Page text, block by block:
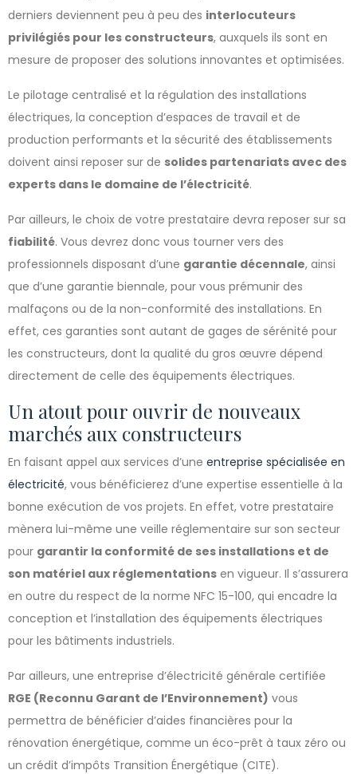
derniers deviennent peu à peu des interlocuteurs
privilégiés pour les constructeurs, auxquels ils sont en
mesure de proposer des solutions innovantes et optimisées.
Le pilotage centralisé et la régulation des installations
électriques, la conception d’espaces de travail et de
production performants et la sécurité des établissements
doivent ainsi reposer sur de solides partenariats avec des
experts dans le domaine de l’électricité.
Par ailleurs, le choix de votre prestataire devra reposer sur sa
fiabilité. Vous devrez donc vous tourner vers des
professionnels disposant d’une garantie décennale, ainsi
que d’une garantie biennale, pour vous prémunir des
malfaçons ou de la non-conformité des installations. En
effet, ces garanties sont autant de gages de sérénité pour
les constructeurs, dont la qualité du gros œuvre dépend
directement de celle des équipements électriques.
Un atout pour ouvrir de nouveaux
marchés aux constructeurs
En faisant appel aux services d’une entreprise spécialisée en
électricité, vous bénéficierez d’une expertise essentielle à la
bonne exécution de vos projets. En effet, votre prestataire
mènera lui-même une veille réglementaire sur son secteur
pour garantir la conformité de ses installations et de
son matériel aux réglementations en vigueur. Il s’assurera
en outre du respect de la norme NFC 15-100, qui encadre la
conception et l’installation des équipements électriques
pour les bâtiments industriels.
Par ailleurs, une entreprise d’électricité générale certifiée
RGE (Reconnu Garant de l’Environnement) vous
permettra de bénéficier d’aides financières pour la
rénovation énergétique, comme un éco-prêt à taux zéro ou
un crédit d’impôts Transition Énergétique (CITE).